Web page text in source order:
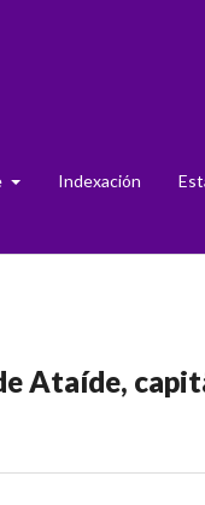
Indexación
Ataíde,